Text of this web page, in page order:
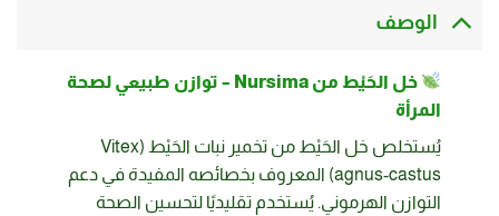
الوصف
خل الحَيْط من Nursima – توازن طبيعي لصحة
المرأة
يُستخلص خل الحَيْط من تخمير نبات الحَيْط (Vitex
agnus-castus) المعروف بخصائصه المفيدة في دعم
التوازن الهرموني. يُستخدم تقليديًا لتحسين الصحة